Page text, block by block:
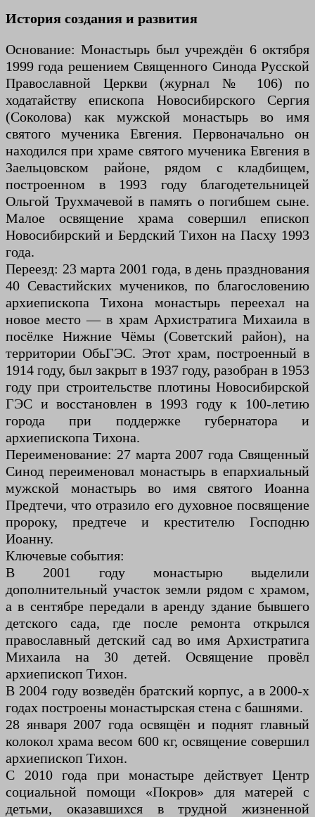
История создания и развития
Основание: Монастырь был учреждён 6 октября
1999 года решением Священного Синода Русской
Православной Церкви (журнал № 106) по
ходатайству епископа Новосибирского Сергия
(Соколова) как мужской монастырь во имя
святого мученика Евгения. Первоначально он
находился при храме святого мученика Евгения в
Заельцовском районе, рядом с кладбищем,
построенном в 1993 году благодетельницей
Ольгой Трухмачевой в память о погибшем сыне.
Малое освящение храма совершил епископ
Новосибирский и Бердский Тихон на Пасху 1993
года.
Переезд: 23 марта 2001 года, в день празднования
40 Севастийских мучеников, по благословению
архиепископа Тихона монастырь переехал на
новое место — в храм Архистратига Михаила в
посёлке Нижние Чёмы (Советский район), на
территории ОбьГЭС. Этот храм, построенный в
1914 году, был закрыт в 1937 году, разобран в 1953
году при строительстве плотины Новосибирской
ГЭС и восстановлен в 1993 году к 100-летию
города при поддержке губернатора и
архиепископа Тихона.
Переименование: 27 марта 2007 года Священный
Синод переименовал монастырь в епархиальный
мужской монастырь во имя святого Иоанна
Предтечи, что отразило его духовное посвящение
пророку, предтече и крестителю Господню
Иоанну.
Ключевые события:
В 2001 году монастырю выделили
дополнительный участок земли рядом с храмом,
а в сентябре передали в аренду здание бывшего
детского сада, где после ремонта открылся
православный детский сад во имя Архистратига
Михаила на 30 детей. Освящение провёл
архиепископ Тихон.
В 2004 году возведён братский корпус, а в 2000-х
годах построены монастырская стена с башнями.
28 января 2007 года освящён и поднят главный
колокол храма весом 600 кг, освящение совершил
архиепископ Тихон.
С 2010 года при монастыре действует Центр
социальной помощи «Покров» для матерей с
детьми, оказавшихся в трудной жизненной